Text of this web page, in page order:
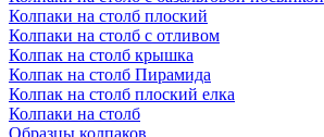
Колпаки на столб плоский
Колпаки на столб с отливом
Колпак на столб крышка
Колпак на столб Пирамида
Колпак на столб плоский елка
Колпаки на столб
Образцы колпаков